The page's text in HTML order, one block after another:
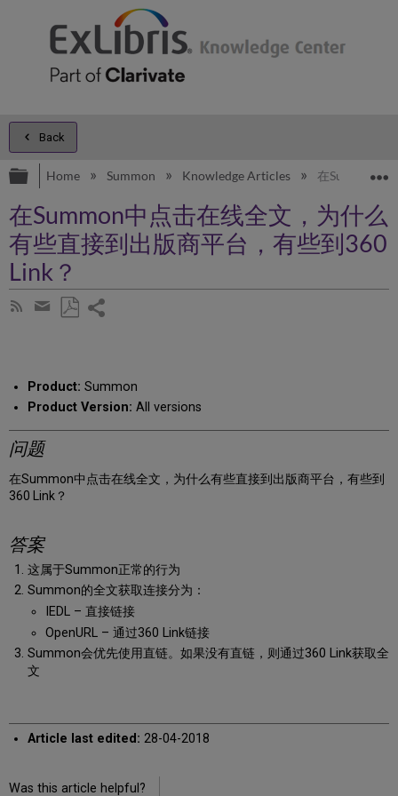
Back
Expand/collapse global hierarchy
Home Summon Knowledge Articles 在Summon中
在Summon中点击在线全文，为什么
有些直接到出版商平台，有些到360
Link？
Subscribe
Share
email
Product: Summon
Product Version: All versions
问题
在Summon中点击在线全文，为什么有些直接到出版商平台，有些到
360 Link？
答案
这属于Summon正常的行为
Summon的全文获取连接分为：
IEDL – 直接链接
OpenURL – 通过360 Link链接
​​​​​​​Summon会优先使用直链。如果没有直链，则通过360 Link获取全
文
Article last edited: 28-04-2018
Was this article helpful?